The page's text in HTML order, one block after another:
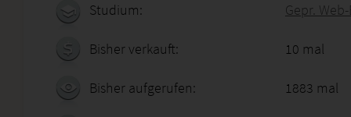
Studium: Gepr.
Bisher verkauft: 10 mal
Bisher aufgerufen: 1883 mal